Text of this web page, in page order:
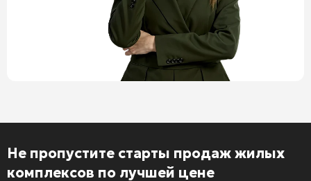
Не пропустите старты продаж жилых
комплексов по лучшей цене